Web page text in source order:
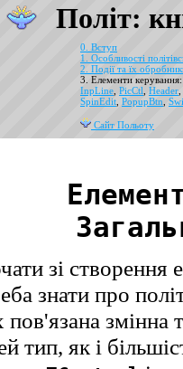
Політ:
0. Вступ
1. Особливості
2. Події та їх
3. Елементи
InpLine PicCtl Header
SpinEdit PopupBtn
Сайт Польоту
зі створення
знати про
пов'язана змінна
тип, як і